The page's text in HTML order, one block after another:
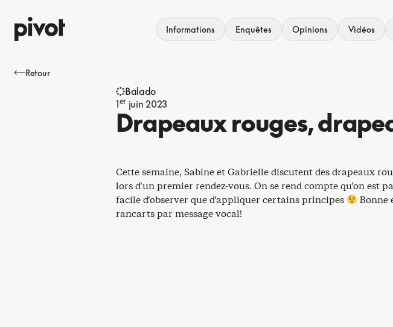
au
contenu
Informations Enquêtes Opinions Vidéos
Retour
Balado
1er juin 2023
Drapeaux rouges,
Cette semaine, Sabine et Gabrielle discutent des drapeaux
lors d’un premier rendez-vous. On se rend compte qu’on est
facile d’observer que d’appliquer certains principes
Bonne
rancarts par message vocal!